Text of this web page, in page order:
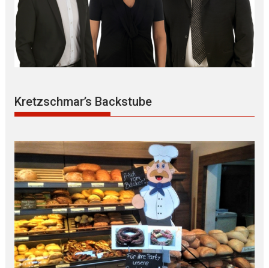
Kretzschmar’s Backstube